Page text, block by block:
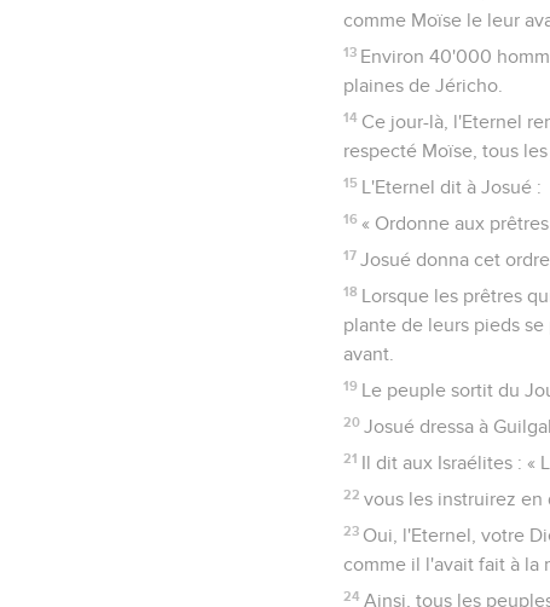
comme Moïse le leur
13 Environ 40'000
plaines de Jéricho.
14 Ce jour-là, l'Eternel
respecté Moïse, tous les
15 L'Eternel dit à Josué :
16 « Ordonne aux
17 Josué donna cet
18 Lorsque les prêtres
plante de leurs pieds se
avant.
19 Le peuple sortit du
20 Josué dressa à
21 Il dit aux Israélites : «
22 vous les instruirez en
23 Oui, l'Eternel, votre
comme il l'avait fait à la
24 Ainsi, tous les